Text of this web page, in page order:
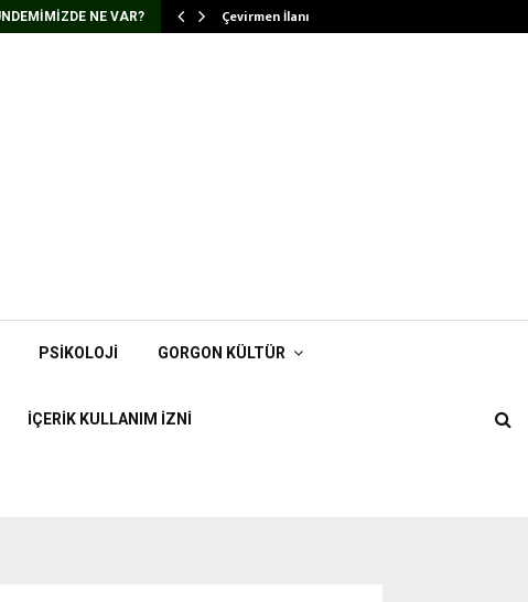
NE VAR? Çevirmen İlanı
PSIKOLOJI GORGON KÜLTÜR
İÇERIK KULLANIM İZNI